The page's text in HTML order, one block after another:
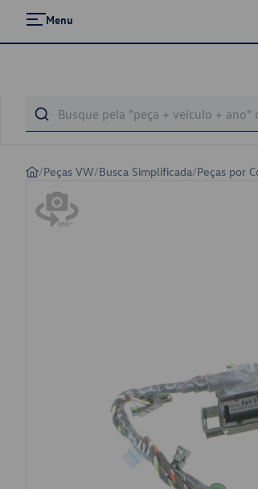
Menu
/Peças VW/Busca Simplificada/Peças por